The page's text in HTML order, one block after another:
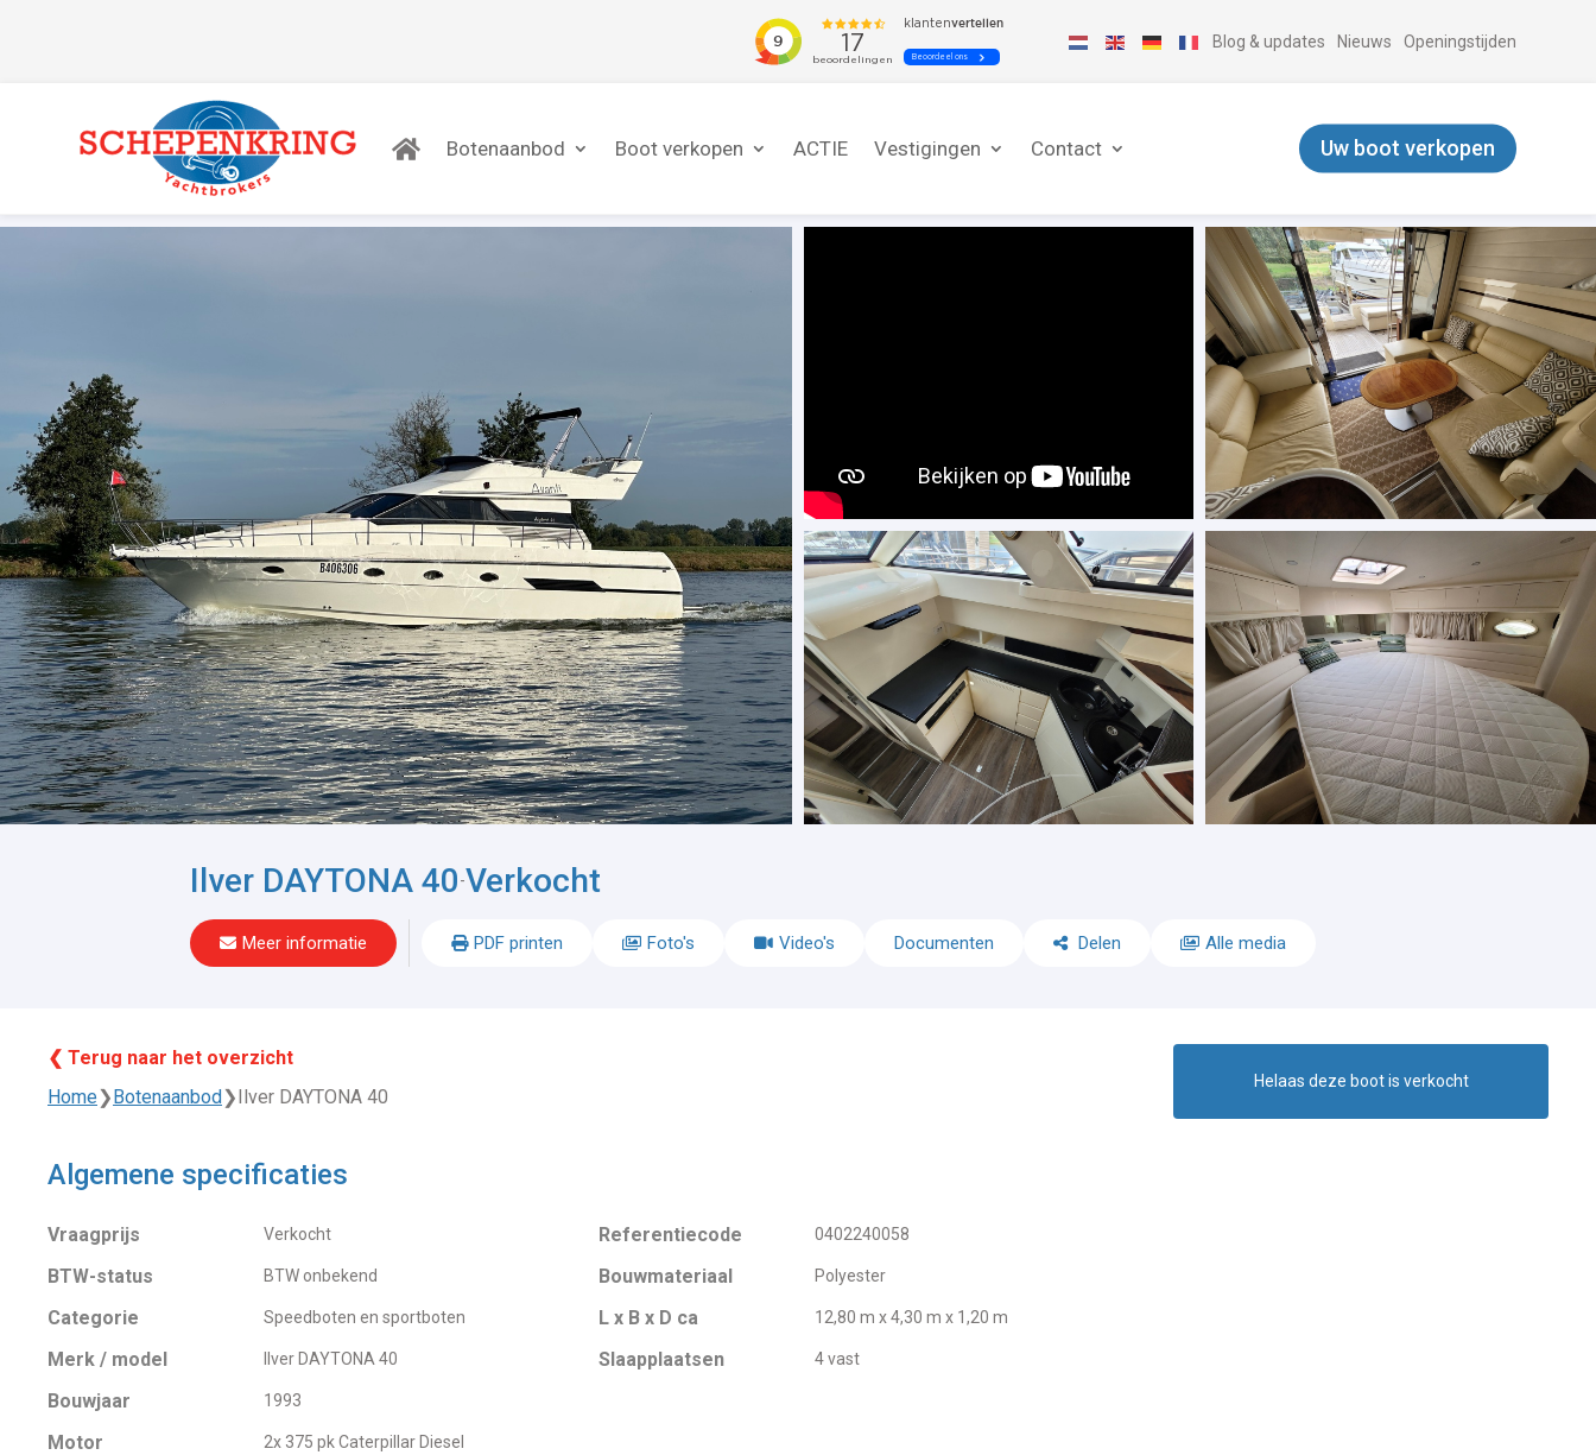
Blog & updates Nieuws Openingstijden
Botenaanbod Boot verkopen ACTIE Vestigingen Contact Uw boot verkopen
Ilver DAYTONA 40-Verkocht
Meer informatie PDF printen Foto's Video's Documenten Delen Alle media
❮ Terug naar het overzicht
Home❯Botenaanbod❯Ilver DAYTONA 40
Algemene specificaties
Vraagprijs Verkocht
BTW-status BTW onbekend
Categorie Speedboten en sportboten
Merk / model Ilver DAYTONA 40
Bouwjaar 1993
Motor 2x 375 pk Caterpillar Diesel
Referentiecode 0402240058
Bouwmateriaal Polyester
L x B x D ca 12,80 m x 4,30 m x 1,20 m
Slaapplaatsen 4 vast
Helaas deze boot is verkocht